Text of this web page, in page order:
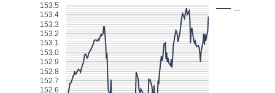
…
152.6
152.7
152.8
152.9
153.0
153.1
153.2
153.3
153.4
153.5